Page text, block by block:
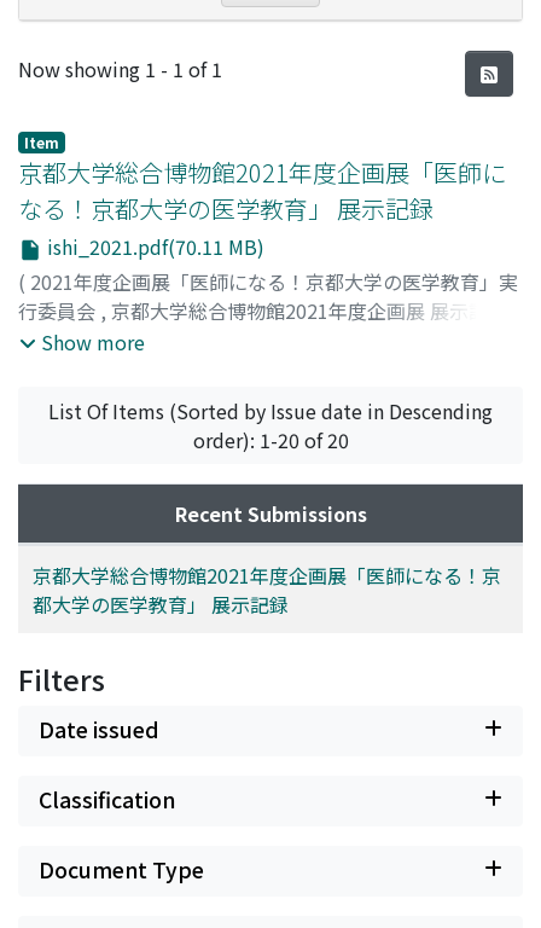
Recent Submissions
Now showing 1 - 1 of 1
Item
京都大学総合博物館2021年度企画展「医師に
なる！京都大学の医学教育」 展示記録
ishi_2021.pdf(70.11 MB)
( 2021年度企画展「医師になる！京都大学の医学教育」実
行委員会 , 京都大学総合博物館2021年度企画展 展示記録
『医師になる！ --京都大学の医学教育-- 』 デジタル版
Show more
List Of Items (Sorted by Issue date in Descending
order): 1-20 of 20
Recent Submissions
京都大学総合博物館2021年度企画展「医師になる！京
都大学の医学教育」 展示記録
Filters
Date issued
Classification
Document Type